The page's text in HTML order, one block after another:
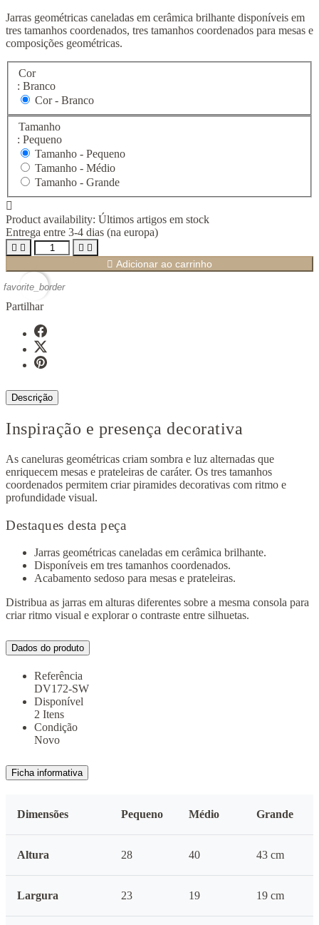
Jarras geométricas caneladas em cerâmica brilhante disponíveis em
tres tamanhos coordenados, tres tamanhos coordenados para mesas e
composições geométricas.
Cor
: Branco
Cor - Branco
Tamanho
: Pequeno
Tamanho - Pequeno
Tamanho - Médio
Tamanho - Grande

Product availability: Últimos artigos em stock
Entrega entre 3-4 dias (na europa)
   
 Adicionar ao carrinho
favorite_border
Partilhar
Descrição
Inspiração e presença decorativa
As caneluras geométricas criam sombra e luz alternadas que
enriquecem mesas e prateleiras de caráter. Os tres tamanhos
coordenados permitem criar piramides decorativas com ritmo e
profundidade visual.
Destaques desta peça
Jarras geométricas caneladas em cerâmica brilhante.
Disponíveis em tres tamanhos coordenados.
Acabamento sedoso para mesas e prateleiras.
Distribua as jarras em alturas diferentes sobre a mesma consola para
criar ritmo visual e explorar o contraste entre silhuetas.
Dados do produto
Referência
DV172-SW
Disponível
2 Itens
Condição
Novo
Ficha informativa
Dimensões Pequeno Médio Grande
Altura 28 40 43 cm
Largura 23 19 19 cm